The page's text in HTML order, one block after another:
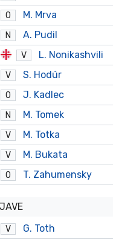
O M. Mrva
N
A. Pudil
V L. Nonikashvili
V S. Hodúr
O J. Kadlec
N M. Tomek
V M. Totka
V M. Bukata
O T. Zahumensky
V
G. Toth